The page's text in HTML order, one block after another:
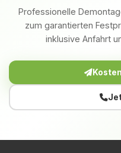
Professionelle
zum garantierten
inklusive Anfahrt